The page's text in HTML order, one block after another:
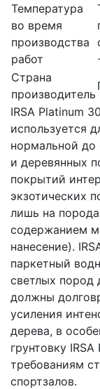
Температура
во время
производства
работ
Страна
производитель
IRSA Platinum
используется
нормальной до
и деревянных
покрытий
экзотических
лишь на
содержанием
нанесение).
паркетный
светлых пород
должны
усиления
дерева, в
грунтовку
требованиям
спортзалов.